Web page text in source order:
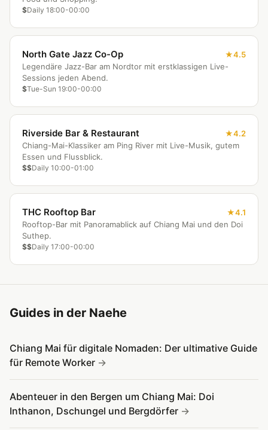
$Daily 18:00-00:00
North Gate Jazz Co-Op
4.5
Legendäre Jazz-Bar am Nordtor mit erstklassigen Live-
Sessions jeden Abend.
$Tue-Sun 19:00-00:00
Riverside Bar & Restaurant
4.2
Chiang-Mai-Klassiker am Ping River mit Live-Musik, gutem
Essen und Flussblick.
$$Daily 10:00-01:00
THC Rooftop Bar
4.1
Rooftop-Bar mit Panoramablick auf Chiang Mai und den Doi
Suthep.
$$Daily 17:00-00:00
Guides in der Naehe
Chiang Mai für digitale Nomaden: Der ultimative Guide
für Remote Worker
Abenteuer in den Bergen um Chiang Mai: Doi
Inthanon, Dschungel und Bergdörfer